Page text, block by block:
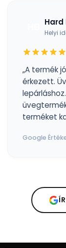
Hard
Helyi
„A termék
érkezett.
terméket
Google